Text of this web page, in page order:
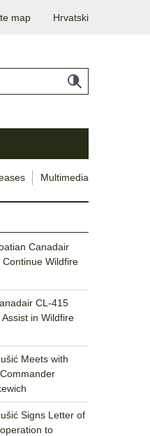
map Hrvatski
Multimedia
Canadair
Wildfire
CL-415
in Wildfire
Meets with
Signs Letter of
to